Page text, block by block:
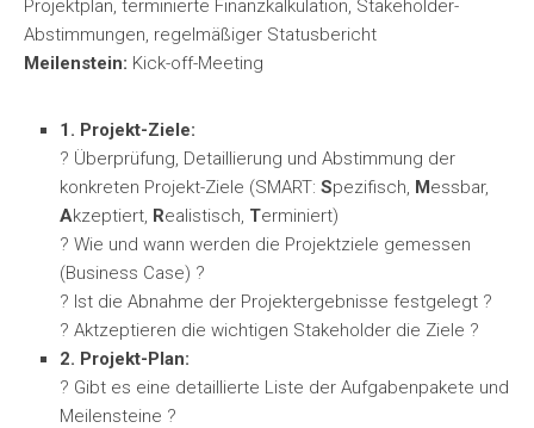
Projektplan, terminierte Finanzkalkulation, Stakeholder-
Abstimmungen, regelmäßiger Statusbericht
Meilenstein: Kick-off-Meeting
1. Projekt-Ziele:
? Überprüfung, Detaillierung und Abstimmung der
konkreten Projekt-Ziele (SMART: Spezifisch, Messbar,
Akzeptiert, Realistisch, Terminiert)
? Wie und wann werden die Projektziele gemessen
(Business Case) ?
? Ist die Abnahme der Projektergebnisse festgelegt ?
? Aktzeptieren die wichtigen Stakeholder die Ziele ?
2. Projekt-Plan:
? Gibt es eine detaillierte Liste der Aufgabenpakete und
Meilensteine ?